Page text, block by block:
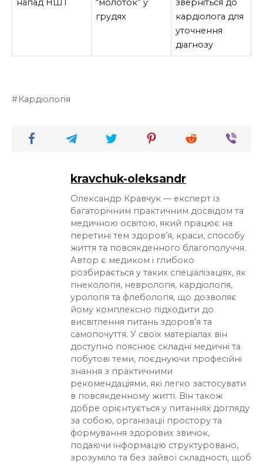
грудях
кардіолога для
уточнення
діагнозу
Кардіологія
kravchuk-oleksandr
Олександр Кравчук — експерт із
багаторічним практичним досвідом та
медичною освітою, який працює на
перетині тем здоров’я, краси, способу
життя та повсякденного благополуччя.
Автор є медиком і глибоко
розбирається у таких спеціалізаціях, як
гінекологія, неврологія, кардіологія,
урологія та флебологія, що дозволяє
йому комплексно підходити до
висвітлення питань здоров’я та
самопочуття. У своїх матеріалах він
доступно пояснює складні медичні та
побутові теми, поєднуючи професійні
знання з практичними
рекомендаціями, які легко застосувати
в повсякденному житті. Він також
добре орієнтується у питаннях догляду
за собою, організації простору та
формування здорових звичок,
подаючи інформацію структуровано,
зрозуміло та без зайвої складності, щоб